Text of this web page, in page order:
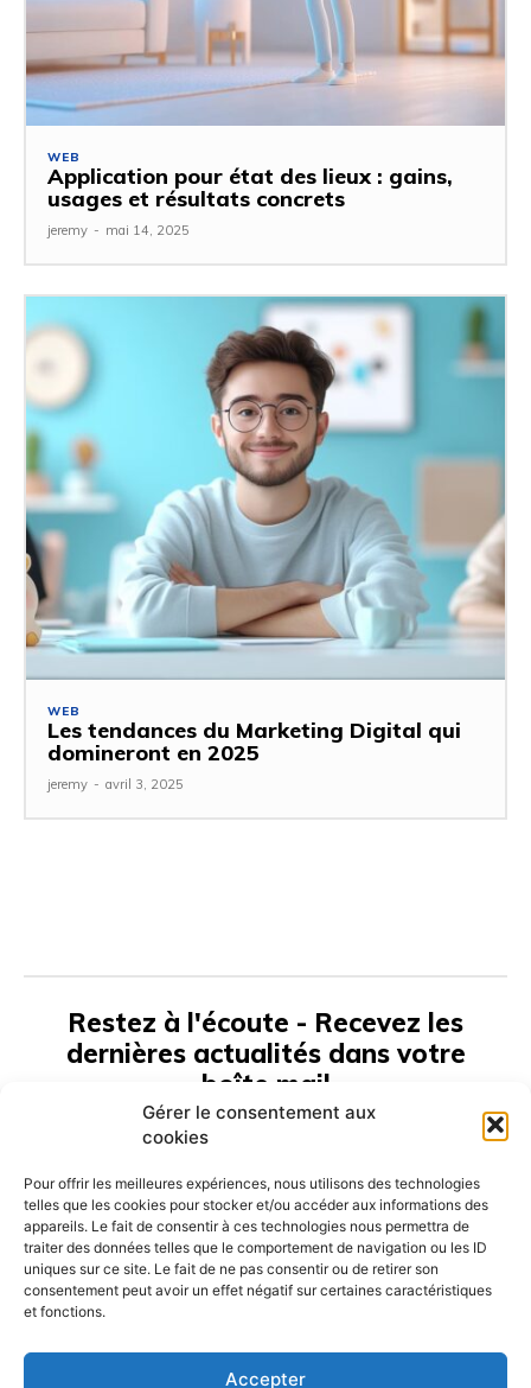
Gérer le consentement aux
cookies
Pour offrir les meilleures expériences, nous utilisons des technologies
telles que les cookies pour stocker et/ou accéder aux informations des
appareils. Le fait de consentir à ces technologies nous permettra de
traiter des données telles que le comportement de navigation ou les ID
uniques sur ce site. Le fait de ne pas consentir ou de retirer son
consentement peut avoir un effet négatif sur certaines caractéristiques
et fonctions.
Accepter
WEB
Application pour état des lieux : gains,
usages et résultats concrets
jeremy - mai 14, 2025
WEB
Les tendances du Marketing Digital qui
domineront en 2025
jeremy - avril 3, 2025
Restez à l'écoute - Recevez les
dernières actualités dans votre
boîte mail